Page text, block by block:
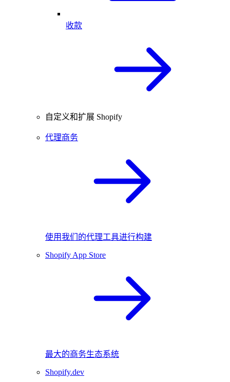
收款
自定义和扩展 Shopify
代理商务
使用我们的代理工具进行构建
Shopify App Store
最大的商务生态系统
Shopify.dev